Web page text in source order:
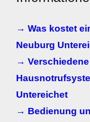
→ Was kostet
Neuburg
→
Untereichet
→ Bedienung